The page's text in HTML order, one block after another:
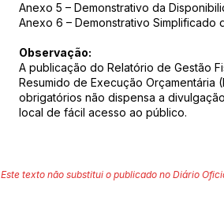
Anexo 5 – Demonstrativo da
Anexo 6 – Demonstrativo Simplificado
Observação:
A publicação do Relatório de Gestão
Resumido de Execução Orçamentária
obrigatórios não dispensa a
local de fácil acesso ao público.
Este texto não substitui o publicado no Diário